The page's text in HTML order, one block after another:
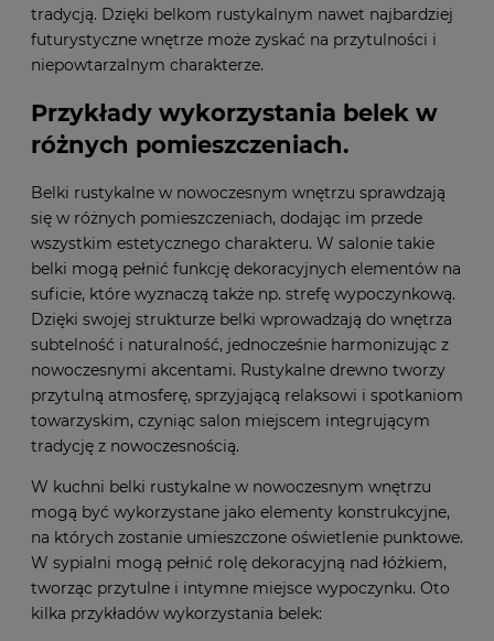
tradycją. Dzięki belkom rustykalnym nawet najbardziej
futurystyczne wnętrze może zyskać na przytulności i
niepowtarzalnym charakterze.
Przykłady wykorzystania belek w
różnych pomieszczeniach.
Belki rustykalne w nowoczesnym wnętrzu sprawdzają
się w różnych pomieszczeniach, dodając im przede
wszystkim estetycznego charakteru. W salonie takie
belki mogą pełnić funkcję dekoracyjnych elementów na
suficie, które wyznaczą także np. strefę wypoczynkową.
Dzięki swojej strukturze belki wprowadzają do wnętrza
subtelność i naturalność, jednocześnie harmonizując z
nowoczesnymi akcentami. Rustykalne drewno tworzy
przytulną atmosferę, sprzyjającą relaksowi i spotkaniom
towarzyskim, czyniąc salon miejscem integrującym
tradycję z nowoczesnością.
W kuchni belki rustykalne w nowoczesnym wnętrzu
mogą być wykorzystane jako elementy konstrukcyjne,
na których zostanie umieszczone oświetlenie punktowe.
W sypialni mogą pełnić rolę dekoracyjną nad łóżkiem,
tworząc przytulne i intymne miejsce wypoczynku. Oto
kilka przykładów wykorzystania belek: